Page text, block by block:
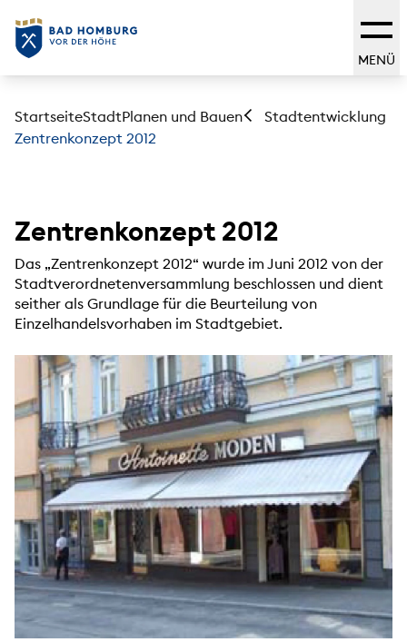
MENÜ
StartseiteStadtPlanen und Bauen
Stadtentwicklung
Zentrenkonzept 2012
Zentrenkonzept 2012
Das „Zentrenkonzept 2012“ wurde im Juni 2012 von der
Stadtverordnetenversammlung beschlossen und dient
seither als Grundlage für die Beurteilung von
Einzelhandelsvorhaben im Stadtgebiet.